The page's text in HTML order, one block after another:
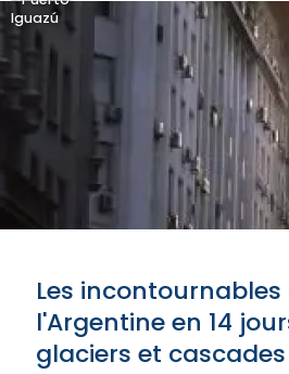
Iguazú
Les incontournables
l'Argentine en 14
glaciers et cascades